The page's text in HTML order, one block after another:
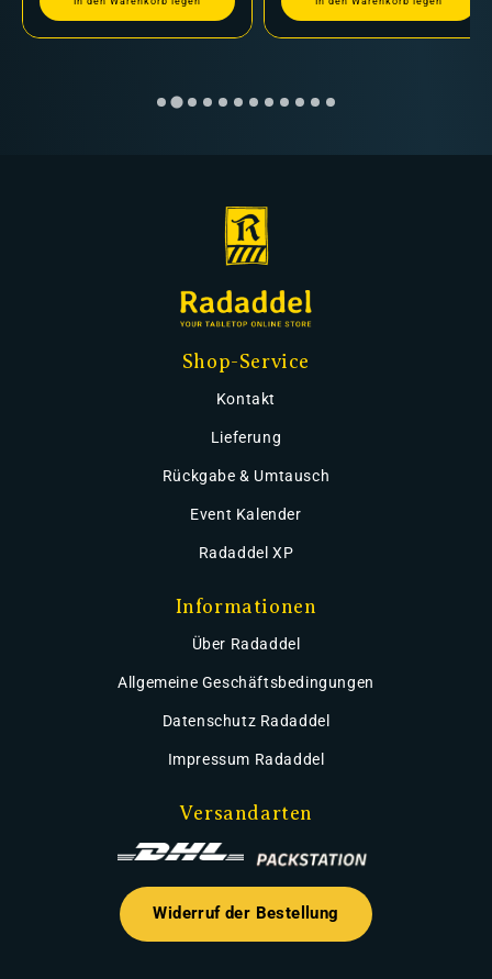
Shop-Service
Kontakt
Lieferung
Rückgabe & Umtausch
Event Kalender
Radaddel XP
Informationen
Über Radaddel
Allgemeine Geschäftsbedingungen
Datenschutz Radaddel
Impressum Radaddel
Versandarten
Widerruf der Bestellung